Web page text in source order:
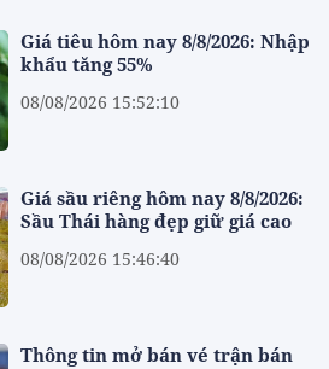
Giá tiêu hôm nay 8/8/2026: Nhập
khẩu tăng 55%
08/08/2026 15:52:10
Giá sầu riêng hôm nay 8/8/2026:
Sầu Thái hàng đẹp giữ giá cao
08/08/2026 15:46:40
Thông tin mở bán vé trận bán